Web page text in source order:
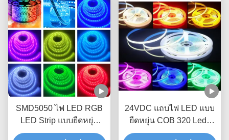
SMD5050 ไฟ LED RGB
LED Strip แบบยืดหยุ่น
Silica Gel สีสัน DC24V 60
24VDC แถบไฟ LED แบบ
ยืดหยุ่น COB 320 Leds
8mm IP20 สำหรับตกแต่ง